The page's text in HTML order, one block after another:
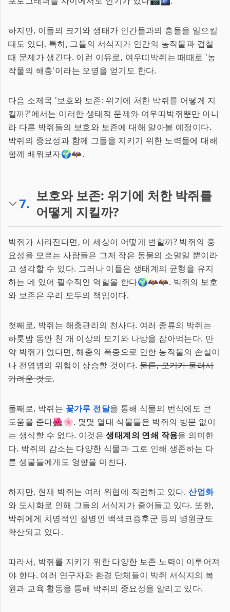
하지만, 이들의 크기와 생태가 인간들과의 충돌을 일으킬
때도 있다. 특히, 그들의 서식지가 인간의 농작물과 겹칠
때 문제가 생긴다. 이런 이유로, 여우띠박쥐는 때때로 '농
작물의 해충'이라는 오명을 얻기도 한다.
다음 소제목 '보호와 보존: 위기에 처한 박쥐를 어떻게 지
킬까?'에서는 이러한 생태적 문제와 여우띠박쥐뿐만 아니
라 다른 박쥐들의 보호와 보존에 대해 알아볼 예정이다.
박쥐의 중요성과 함께 그들을 지키기 위한 노력들에 대해
함께 배워보자🌍🦇.
7. 보호와 보존: 위기에 처한 박쥐를
어떻게 지킬까?
박쥐가 사라진다면, 이 세상이 어떻게 변할까? 박쥐의 중
요성을 모르는 사람들은 그저 작은 동물의 소멸일 뿐이라
고 생각할 수 있다. 그러나 이들은 생태계의 균형을 유지
하는 데 있어 필수적인 역할을 한다🌍🦇🦇. 박쥐의 보호
와 보존은 우리 모두의 책임이다.
첫째로, 박쥐는 해충관리의 천사다. 여러 종류의 박쥐는
하룻밤 동안 천 개 이상의 모기와 나방을 잡아먹는다. 만
약 박쥐가 없다면, 해충의 폭증으로 인한 농작물의 손실이
나 전염병의 위험이 상승할 것이다. 물론, 모기가 물려서
가려운 것도.
둘째로, 박쥐는 꽃가루 전달을 통해 식물의 번식에도 큰
도움을 준다🌺🌸. 몇몇 열대 식물들은 박쥐의 방문 없이
는 생식할 수 없다. 이것은생태계의 연쇄 작용을 의미한
다. 박쥐의 감소는 다양한 식물과 그로 인해 생존하는 다
른 생물들에게도 영향을 미친다.
하지만, 현재 박쥐는 여러 위협에 직면하고 있다.산업화
와 도시화로 인해 그들의 서식지가 줄어들고 있다. 또한,
박쥐에게 치명적인 질병인 백색코증후군 등의 병원균도
확산되고 있다.
따라서, 박쥐를 지키기 위한 다양한 보존 노력이 이루어져
야 한다. 여러 연구자와 환경 단체들이 박쥐 서식지의 복
원과 교육 활동을 통해 박쥐의 중요성을 알리고 있다.